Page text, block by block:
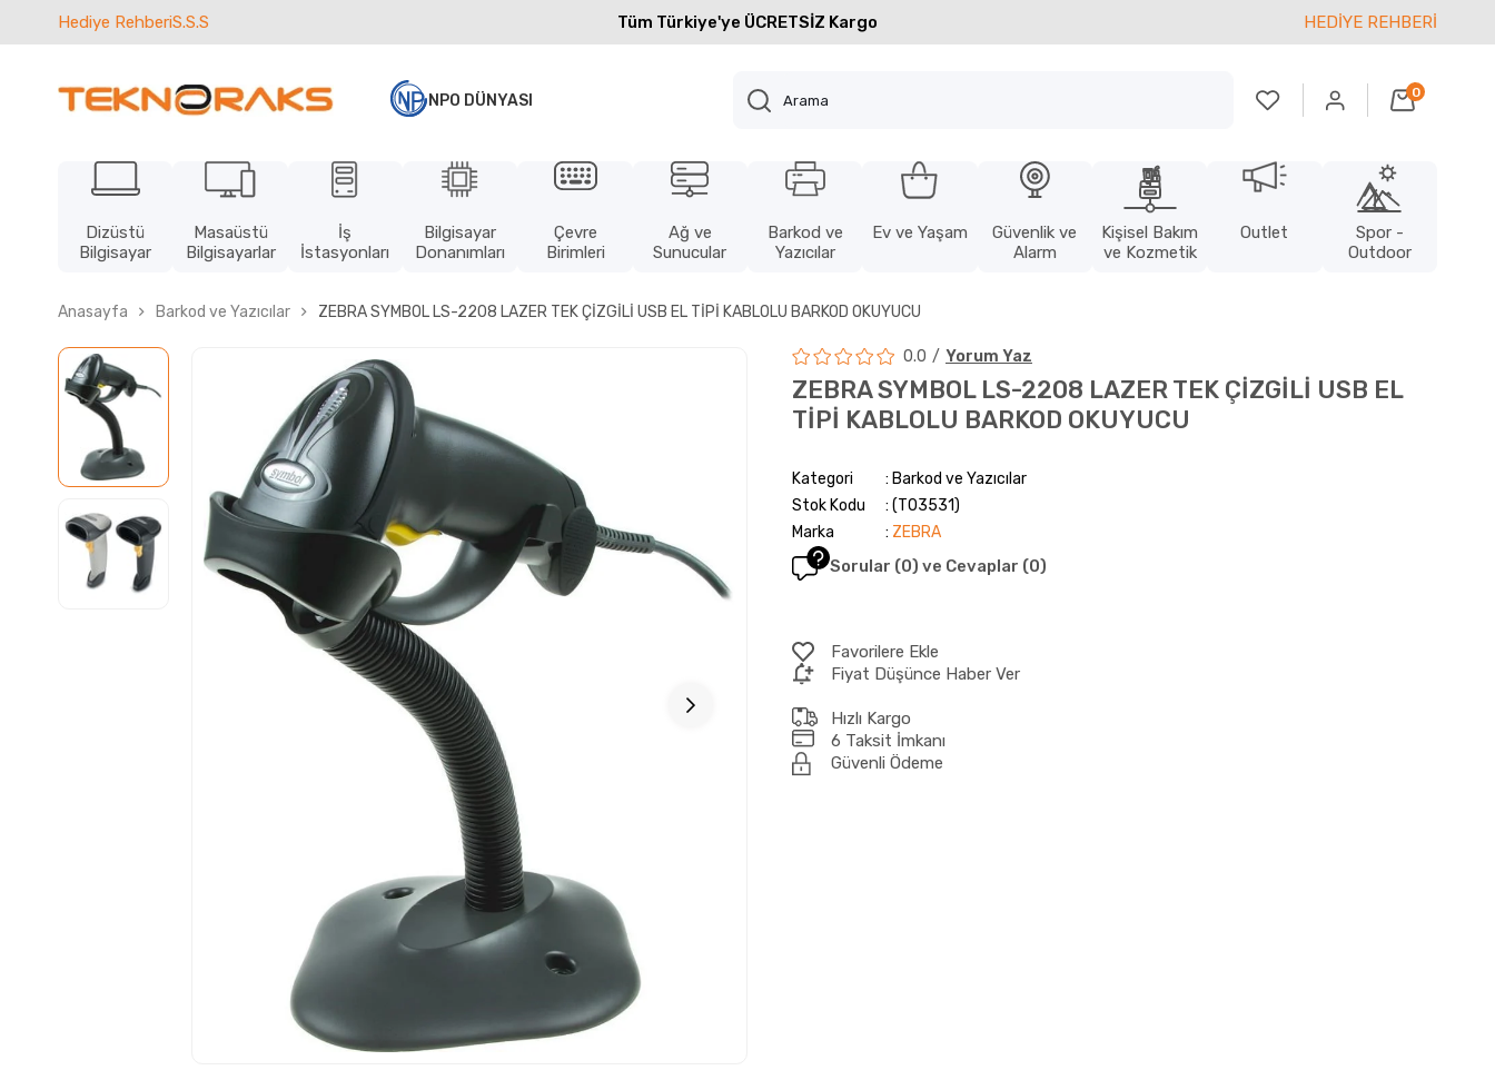
Hediye RehberiS.S.S Tüm Türkiye'ye ÜCRETSİZ Kargo HEDİYE REHBERİ
NPO DÜNYASI 0
Dizüstü
Bilgisayar
Masaüstü
Bilgisayarlar
İş
İstasyonları
Bilgisayar
Donanımları
Çevre
Birimleri
Ağ ve
Sunucular
Barkod ve
Yazıcılar
Ev ve Yaşam
Güvenlik ve
Alarm
Kişisel Bakım
ve Kozmetik
Outlet
Spor -
Outdoor
Anasayfa Barkod ve Yazıcılar ZEBRA SYMBOL LS-2208 LAZER TEK ÇİZGİLİ USB EL TİPİ KABLOLU BARKOD OKUYUCU
0.0 Yorum Yaz
ZEBRA SYMBOL LS-2208 LAZER TEK ÇİZGİLİ USB EL
TİPİ KABLOLU BARKOD OKUYUCU
Kategori
Barkod ve Yazıcılar
Stok Kodu
(T03531)
Marka
: ZEBRA
Sorular (0) ve Cevaplar (0)
Favorilere Ekle
Fiyat Düşünce Haber Ver
Hızlı Kargo
6 Taksit İmkanı
Güvenli Ödeme